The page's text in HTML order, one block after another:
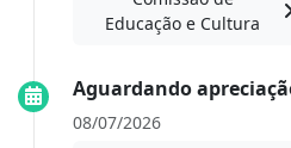
Educação e Cultura
Aguardando
08/07/2026